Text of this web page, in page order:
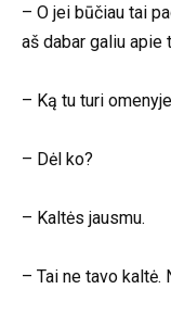
– O jei būčiau tai
aš dabar galiu apie
– Ką tu turi
– Dėl ko?
– Kaltės jausmu.
– Tai ne tavo kaltė.